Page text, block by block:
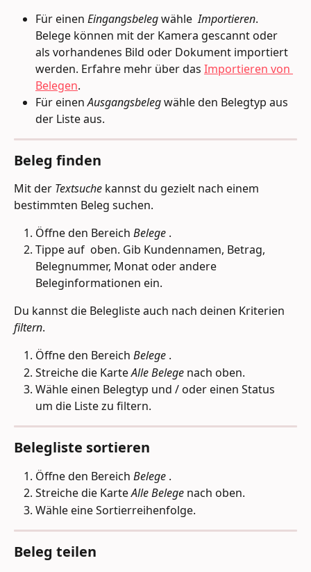
Für einen Eingangsbeleg wähle Importieren.
Belege können mit der Kamera gescannt oder
als vorhandenes Bild oder Dokument importiert
werden. Erfahre mehr über das Importieren von
Belegen.
Für einen Ausgangsbeleg wähle den Belegtyp aus
der Liste aus.
Beleg finden
Mit der Textsuche kannst du gezielt nach einem
bestimmten Beleg suchen.
Öffne den Bereich Belege .
Tippe auf oben. Gib Kundennamen, Betrag,
Belegnummer, Monat oder andere
Beleginformationen ein.
Du kannst die Belegliste auch nach deinen Kriterien
filtern.
Öffne den Bereich Belege .
Streiche die Karte Alle Belege nach oben.
Wähle einen Belegtyp und / oder einen Status
um die Liste zu filtern.
Belegliste sortieren
Öffne den Bereich Belege .
Streiche die Karte Alle Belege nach oben.
Wähle eine Sortierreihenfolge.
Beleg teilen